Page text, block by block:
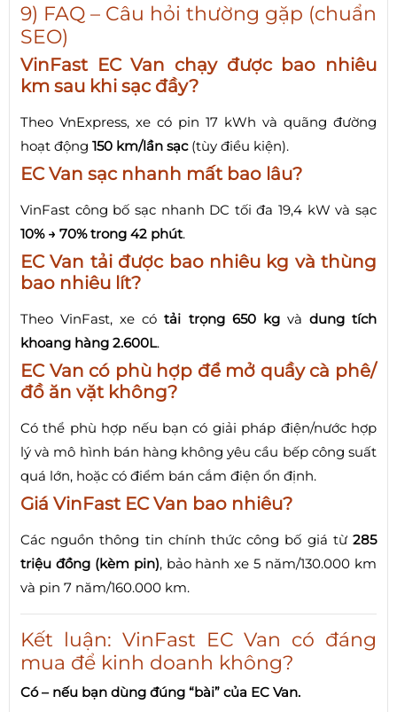
9) FAQ – Câu hỏi thường gặp (chuẩn
SEO)
VinFast EC Van chạy được bao nhiêu
km sau khi sạc đầy?
Theo VnExpress, xe có pin 17 kWh và quãng đường
hoạt động 150 km/lần sạc(tùy điều kiện).
EC Van sạc nhanh mất bao lâu?
VinFast công bố sạc nhanh DC tối đa 19,4 kW và sạc
10% → 70% trong 42 phút.
EC Van tải được bao nhiêu kg và thùng
bao nhiêu lít?
Theo VinFast, xe cótải trọng 650 kgvà dung tích
khoang hàng 2.600L.
EC Van có phù hợp để mở quầy cà phê/
đồ ăn vặt không?
Có thể phù hợp nếu bạn có giải pháp điện/nước hợp
lý và mô hình bán hàng không yêu cầu bếp công suất
quá lớn, hoặc có điểm bán cắm điện ổn định.
Giá VinFast EC Van bao nhiêu?
Các nguồn thông tin chính thức công bố giá từ 285
triệu đồng (kèm pin), bảo hành xe 5 năm/130.000 km
và pin 7 năm/160.000 km.
Kết luận: VinFast EC Van có đáng
mua để kinh doanh không?
Có – nếu bạn dùng đúng “bài” của EC Van.